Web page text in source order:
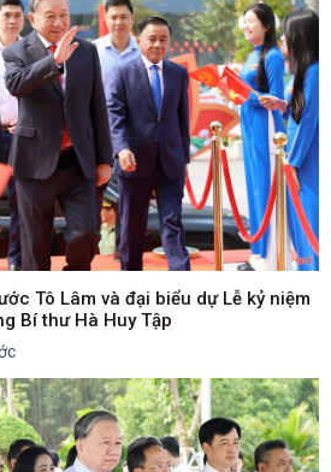
Tô Lâm và đại biểu dự Lễ kỷ niệm
Bí thư Hà Huy Tập